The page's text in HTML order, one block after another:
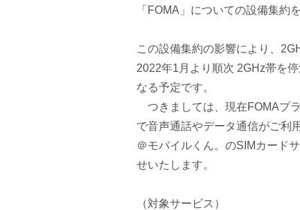
「FOMA」についての設備集約
この設備集約の影響により、
2022年1月より順次 2GHz帯を
なる予定です。
つきましては、現在FOMAプ
で音声通話やデータ通信がご利
＠モバイルくん。のSIMカード
せいたします。
（対象サービス）